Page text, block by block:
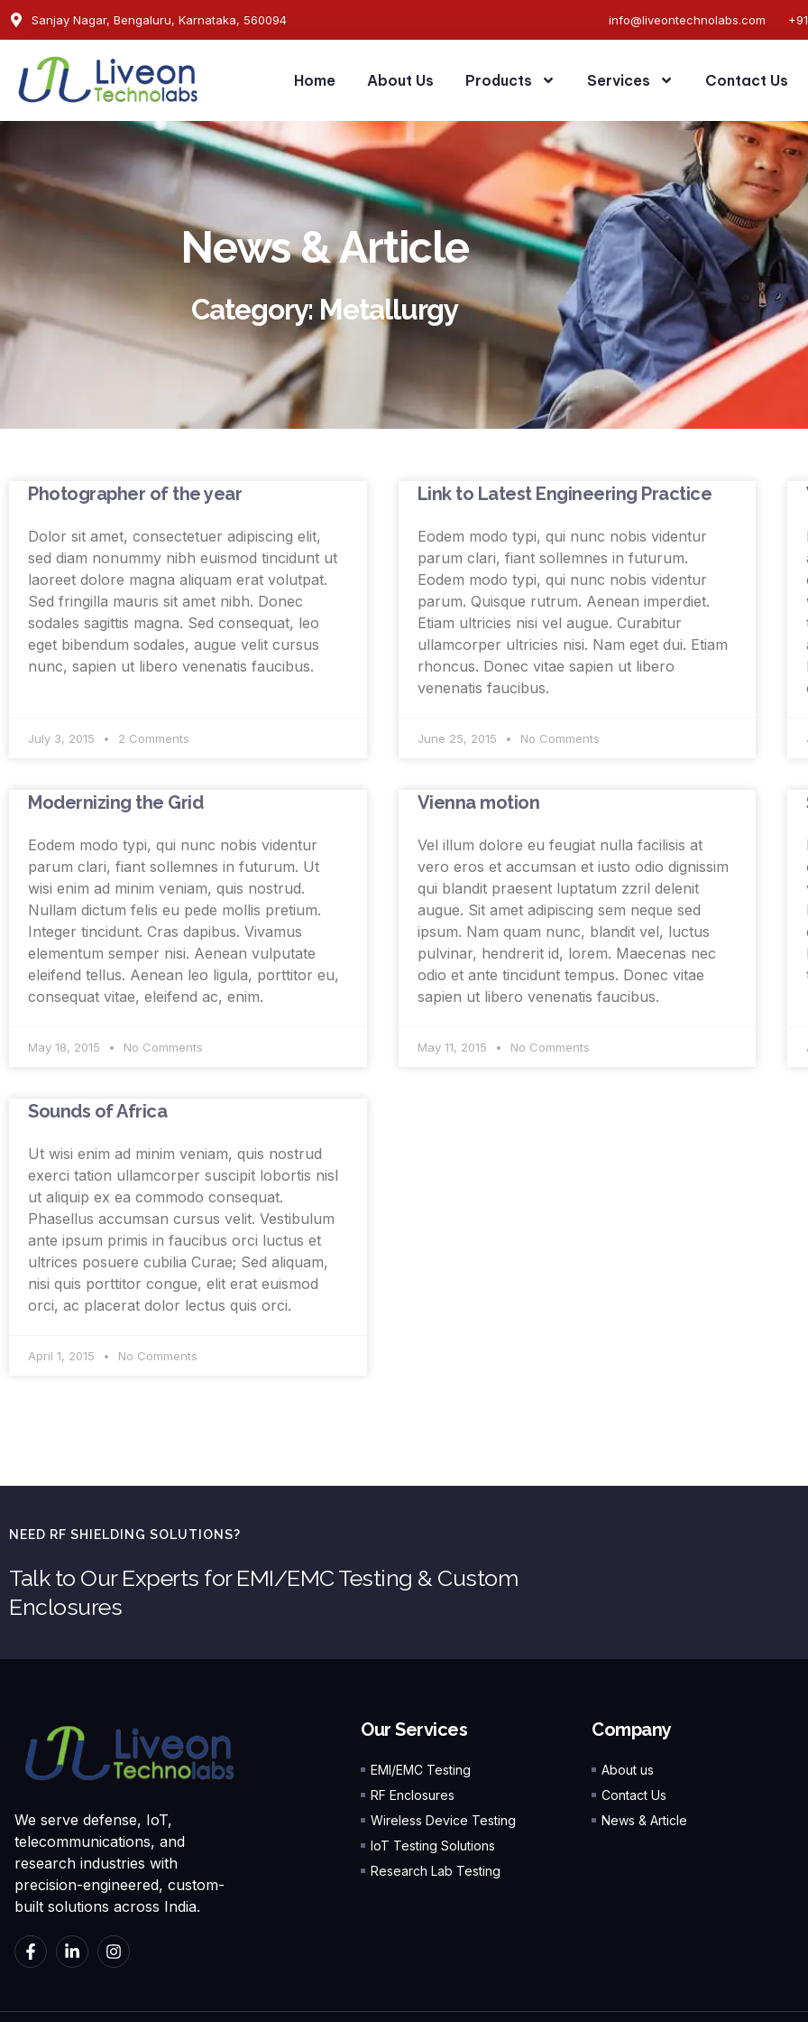
Sanjay Nagar, Bengaluru, Karnataka, 560094 info@liveontechnolabs.com
Home About Us Products Services Contact Us
News & Article
Category: Metallurgy
Photographer of the year
Dolor sit amet, consectetuer adipiscing elit,
sed diam nonummy nibh euismod tincidunt ut
laoreet dolore magna aliquam erat volutpat.
Sed fringilla mauris sit amet nibh. Donec
sodales sagittis magna. Sed consequat, leo
eget bibendum sodales, augue velit cursus
nunc, sapien ut libero venenatis faucibus.
July 3, 2015 2 Comments
Link to Latest Engineering Practice
Eodem modo typi, qui nunc nobis videntur
parum clari, fiant sollemnes in futurum.
Eodem modo typi, qui nunc nobis videntur
parum. Quisque rutrum. Aenean imperdiet.
Etiam ultricies nisi vel augue. Curabitur
ullamcorper ultricies nisi. Nam eget dui. Etiam
rhoncus. Donec vitae sapien ut libero
venenatis faucibus.
June 25, 2015 No Comments
Modernizing the Grid
Eodem modo typi, qui nunc nobis videntur
parum clari, fiant sollemnes in futurum. Ut
wisi enim ad minim veniam, quis nostrud.
Nullam dictum felis eu pede mollis pretium.
Integer tincidunt. Cras dapibus. Vivamus
elementum semper nisi. Aenean vulputate
eleifend tellus. Aenean leo ligula, porttitor eu,
consequat vitae, eleifend ac, enim.
May 18, 2015 No Comments
Vienna motion
Vel illum dolore eu feugiat nulla facilisis at
vero eros et accumsan et iusto odio dignissim
qui blandit praesent luptatum zzril delenit
augue. Sit amet adipiscing sem neque sed
ipsum. Nam quam nunc, blandit vel, luctus
pulvinar, hendrerit id, lorem. Maecenas nec
odio et ante tincidunt tempus. Donec vitae
sapien ut libero venenatis faucibus.
May 11, 2015 No Comments
Sounds of Africa
Ut wisi enim ad minim veniam, quis nostrud
exerci tation ullamcorper suscipit lobortis nisl
ut aliquip ex ea commodo consequat.
Phasellus accumsan cursus velit. Vestibulum
ante ipsum primis in faucibus orci luctus et
ultrices posuere cubilia Curae; Sed aliquam,
nisi quis porttitor congue, elit erat euismod
orci, ac placerat dolor lectus quis orci.
April 1, 2015 No Comments
NEED RF SHIELDING SOLUTIONS?
Talk to Our Experts for EMI/EMC Testing & Custom
Enclosures
We serve defense, IoT,
telecommunications, and
research industries with
precision-engineered, custom-
built solutions across India.
Our Services
EMI/EMC Testing
RF Enclosures
Wireless Device Testing
IoT Testing Solutions
Research Lab Testing
Company
About us
Contact Us
News & Article